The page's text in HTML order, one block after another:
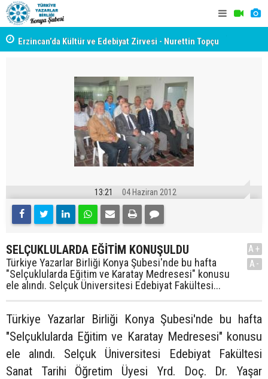
Erzincan’da Kültür ve Edebiyat Zirvesi - Nurettin Topçu
13:21 04 Haziran 2012
SELÇUKLULARDA EĞİTİM KONUŞULDU
Türkiye Yazarlar Birliği Konya Şubesi'nde bu hafta
"Selçuklularda Eğitim ve Karatay Medresesi" konusu
ele alındı. Selçuk Üniversitesi Edebiyat Fakültesi...
A+
A-
Türkiye Yazarlar Birliği Konya Şubesi'nde bu hafta
"Selçuklularda Eğitim ve Karatay Medresesi" konusu
ele alındı. Selçuk Üniversitesi Edebiyat Fakültesi
Sanat Tarihi Öğretim Üyesi Yrd. Doç. Dr. Yaşar